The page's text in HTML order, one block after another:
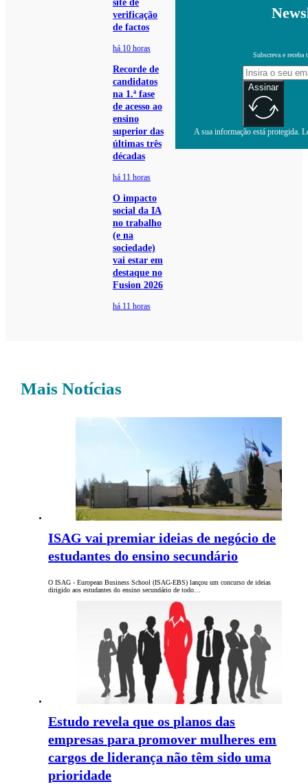
site de
verificação
de factos
há 10 horas
Recorde de
candidatos
na 1.ª fase
de acesso ao
ensino
superior das
últimas três
décadas
há 11 horas
O impacto
social da IA
no trabalho
(e na
sociedade)
vai estar em
destaque no
Fusion 2026
há 11 horas
Subscreva e receba
Assinar
A sua informação está protegida.
Mais Notícias
ISAG vai premiar ideias de negócio de
estudantes do ensino secundário
O ISAG - European Business School (ISAG-EBS) lançou um concurso de ideias
dirigido aos estudantes do ensino secundário de todo…
Estudo revela que os planos das
empresas para promover mulheres em
cargos de liderança não têm sido uma
prioridade